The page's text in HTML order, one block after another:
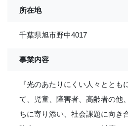
所在地
千葉県旭市野中4017
事業内容
『光のあたりにくい人々ととも
て、児童、障害者、高齢者の他
ちに寄り添い、社会課題に向き